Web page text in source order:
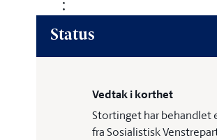
Status
Vedtak i korthet
Stortinget har behandlet
fra Sosialistisk